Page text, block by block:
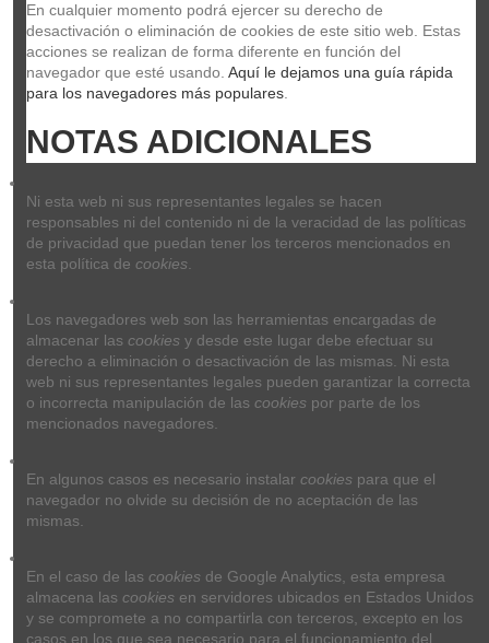
En cualquier momento podrá ejercer su derecho de
desactivación o eliminación de cookies de este sitio web. Estas
acciones se realizan de forma diferente en función del
navegador que esté usando. Aquí le dejamos una guía rápida
para los navegadores más populares
NOTAS ADICIONALES
Ni esta web ni sus representantes legales se hacen
responsables ni del contenido ni de la veracidad de las políticas
de privacidad que puedan tener los terceros mencionados en
esta política de cookies.
Los navegadores web son las herramientas encargadas de
almacenar las cookies y desde este lugar debe efectuar su
derecho a eliminación o desactivación de las mismas. Ni esta
web ni sus representantes legales pueden garantizar la correcta
o incorrecta manipulación de las cookies por parte de los
mencionados navegadores.
En algunos casos es necesario instalar cookies para que el
navegador no olvide su decisión de no aceptación de las
mismas.
En el caso de las cookies de Google Analytics, esta empresa
almacena las cookies en servidores ubicados en Estados Unidos
y se compromete a no compartirla con terceros, excepto en los
casos en los que sea necesario para el funcionamiento del